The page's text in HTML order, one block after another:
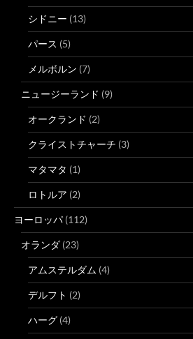
シドニー (13)
パース (5)
メルボルン (7)
ニュージーランド (9)
オークランド (2)
クライストチャーチ (3)
マタマタ (1)
ロトルア (2)
ヨーロッパ (112)
オランダ (23)
アムステルダム (4)
デルフト (2)
ハーグ (4)